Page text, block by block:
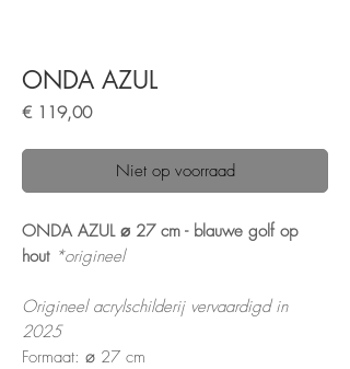
ONDA AZUL
€ 119,00Prijs
Niet op voorraad
ONDA AZUL ⌀ 27 cm - blauwe golf op
hout *origineel
Origineel acrylschilderij vervaardigd in
2025
Formaat: ⌀ 27 cm